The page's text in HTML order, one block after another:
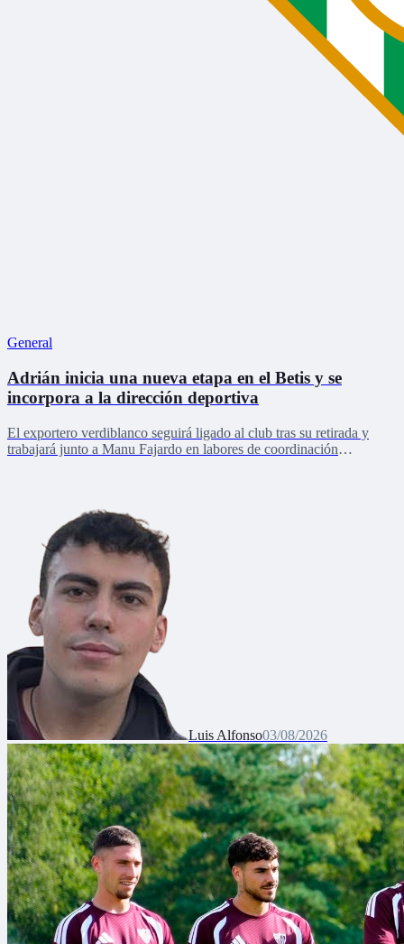
General
Adrián inicia una nueva etapa en el Betis y se
incorpora a la dirección deportiva
El exportero verdiblanco seguirá ligado al club tras su retirada y
trabajará junto a Manu Fajardo en labores de coordinación
Luis Alfonso03/08/2026